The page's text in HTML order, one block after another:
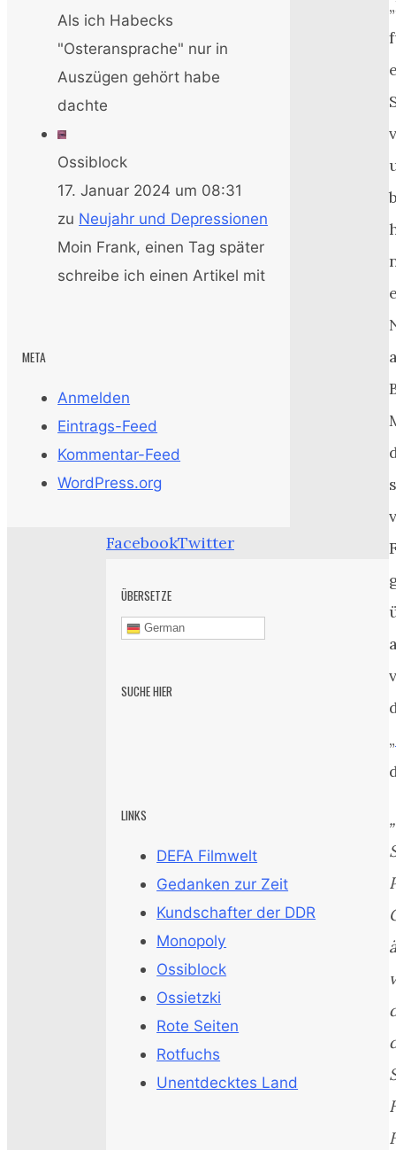
„
Als ich Habecks
"Osteransprache" nur in
Auszügen gehört habe
dachte
Ossiblock
17. Januar 2024 um 08:31
zu Neujahr und Depressionen
Moin Frank, einen Tag später
schreibe ich einen Artikel mit
META
Anmelden
Eintrags-Feed
Kommentar-Feed
WordPress.org
FacebookTwitter
ÜBERSETZE
German
SUCHE HIER
LINKS
DEFA Filmwelt
Gedanken zur Zeit
Kundschafter der DDR
Monopoly
Ossiblock
Ossietzki
Rote Seiten
Rotfuchs
Unentdecktes Land